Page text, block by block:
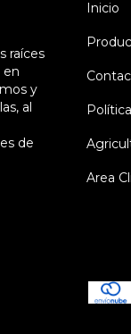
raíces
en
y
al
de
Inicio
Area